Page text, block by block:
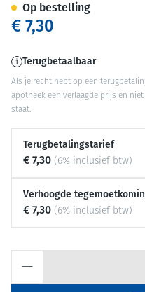
€ 7,30
Terugbetaalbaar
Als je recht hebt op een
apotheek een verlaagde prijs en
staat.
Terugbetalingstarief
€ 7,30 (6% inclusief btw)
Verhoogde
€ 7,30 (6% inclusief btw)
Op bestelling